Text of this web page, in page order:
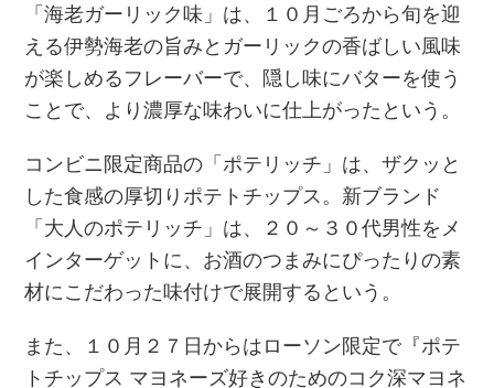
「海老ガーリック味」は、１０月ごろから旬を迎
える伊勢海老の旨みとガーリックの香ばしい風味
が楽しめるフレーバーで、隠し味にバターを使う
ことで、より濃厚な味わいに仕上がったという。
コンビニ限定商品の「ポテリッチ」は、ザクッと
した食感の厚切りポテトチップス。新ブランド
「大人のポテリッチ」は、２０～３０代男性をメ
インターゲットに、お酒のつまみにぴったりの素
材にこだわった味付けで展開するという。
また、１０月２７日からはローソン限定で『ポテ
トチップス マヨネーズ好きのためのコク深マヨネ